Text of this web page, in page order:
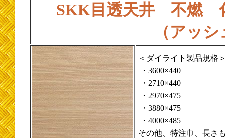
SKK目透天井 不燃
（アッ
＜ダイライト製品規格
・3600×440
・2710×440
・2970×475
・3880×475
・4000×485
その他、特注巾、長さ